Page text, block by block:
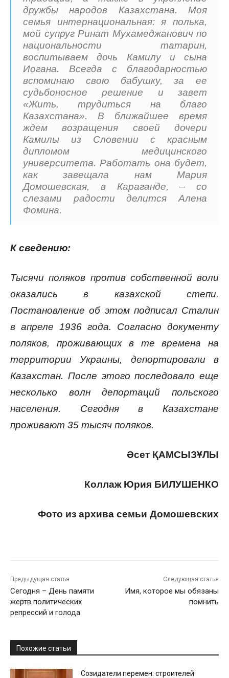
дружбы народов Казахстана. Моя
семья интернациональная: я полька,
мой супруг Ринат Мухамеджанович по
национальности татарин,
воспитываем дочь Камилу и сына
Иогана. Всегда с благодарностью
вспоминаю свою бабушку, за ее
судьбоносное решение и завет
«Жить, трудиться на благо
Казахстана». В ближайшее время
ждем возращения своей дочери
Камилы из Словении с красным
дипломом медицинского
университета. Работать она будет,
как завещала нам Мария
Домошевская, в Караганде, – со
слезами радости делится Алена
Фомина.
К сведению:
Тысячи поляков против собственной воли
оказались в казахской степи.
Постановление об этом подписал Сталин
в апреле 1936 года. Согласно документу
поляков, проживающих в те времена на
территории Украины, депортировали в
Казахстан. После этого последовало еще
несколько волн депортаций польского
населения. Сегодня в Казахстане
проживают 35 тысяч поляков.
Әсет ҚАМСЫЗҰЛЫ
Коллаж Юрия БИЛУШЕНКО
Фото из архива семьи Домошевских
Предыдущая статья
Сегодня – День памяти
жертв политических
репрессий и голода
Следующая статья
Имя, которое мы обязаны
помнить
Похожие статьи
Созидатели перемен: строителей